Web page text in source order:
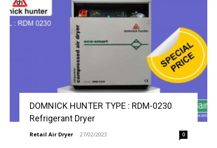
DOMNICK HUNTER TYPE : RDM-0230
Refrigerant Dryer
Retail Air Dryer - 27/02/2023 0